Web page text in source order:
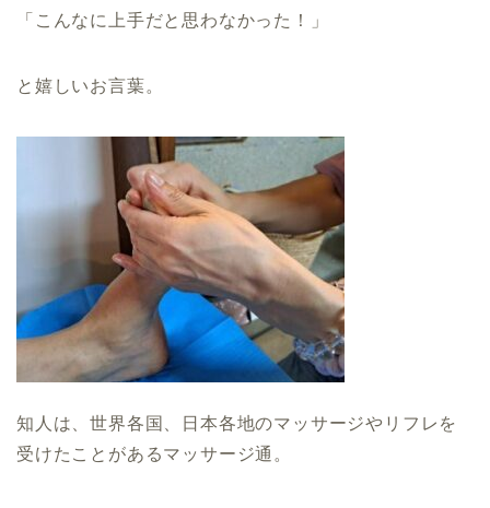
「こんなに上手だと思わなかった！」
と嬉しいお言葉。
知人は、世界各国
、日本各地のマッサージやリフレを
受けたことがあるマッサージ通。